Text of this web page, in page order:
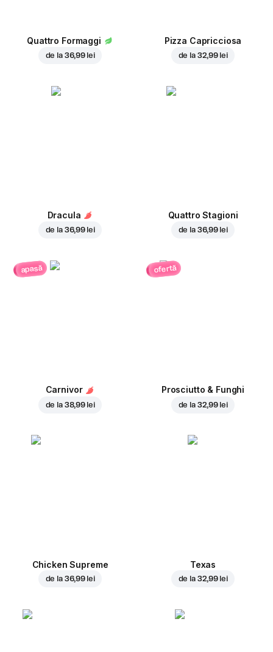
Quattro Formaggi
de la 36,99 lei
Pizza Capricciosa
de la 32,99 lei
Dracula
de la 36,99 lei
Quattro Stagioni
de la 36,99 lei
apasă
Carnivor
de la 38,99 lei
ofertă
Prosciutto & Funghi
de la 32,99 lei
Chicken Supreme
de la 36,99 lei
Texas
de la 32,99 lei